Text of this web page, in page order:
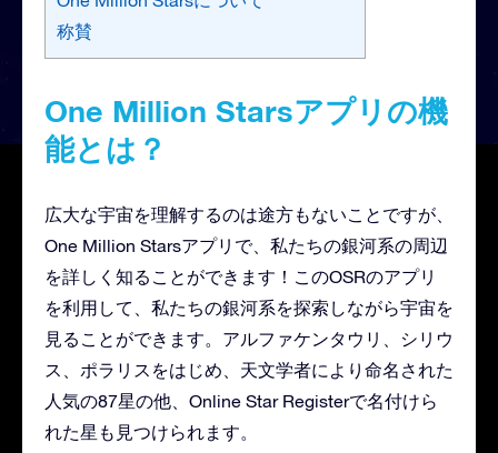
称賛
One Million Starsアプリの機
能とは？
広大な宇宙を理解するのは途方もないことですが、
One Million Starsアプリで、私たちの銀河系の周辺
を詳しく知ることができます！このOSRのアプリ
を利用して、私たちの銀河系を探索しながら宇宙を
見ることができます。アルファケンタウリ、シリウ
ス、ポラリスをはじめ、天文学者により命名された
人気の87星の他、Online Star Registerで名付けら
れた星も見つけられます。